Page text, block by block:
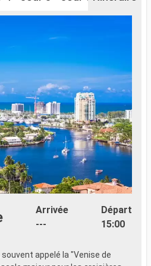
Arrivée
---
Départ
15:00
appelé la "Venise de